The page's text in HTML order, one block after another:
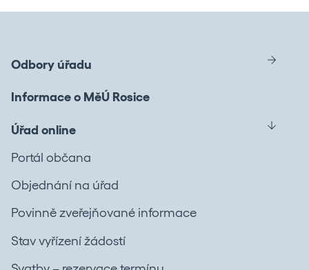
Odbory úřadu
Informace o MěÚ Rosice
Úřad online
Portál občana
Objednání na úřad
Povinně zveřejňované informace
Stav vyřízení žádostí